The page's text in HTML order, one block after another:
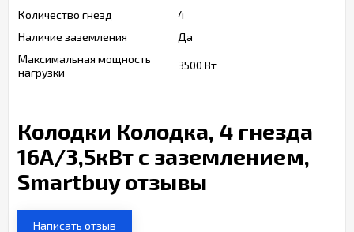
Количество гнезд
4
Наличие заземления
Да
Максимальная мощность
нагрузки
3500 Вт
Колодки Колодка, 4 гнезда
16А/3,5кВт с заземлением,
Smartbuy отзывы
Написать отзыв